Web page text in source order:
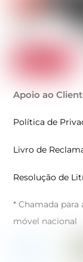
Apoio ao
Política de
Livro de
Resolução de
* Chamada para
móvel nacional